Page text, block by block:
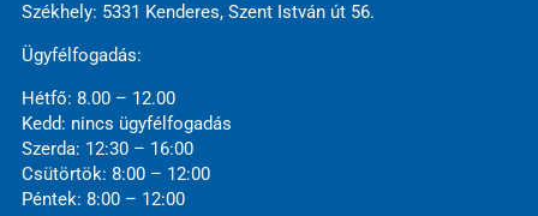
Székhely: 5331 Kenderes, Szent István út 56.
Ügyfélfogadás:
Hétfő: 8.00 – 12.00
Kedd: nincs ügyfélfogadás
Szerda: 12:30 – 16:00
Csütörtök: 8:00 – 12:00
Péntek: 8:00 – 12:00